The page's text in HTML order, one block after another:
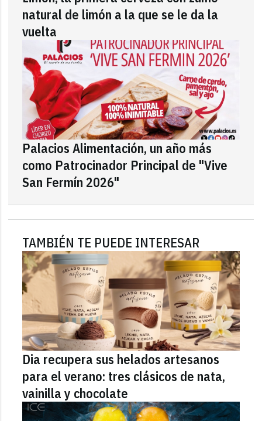
natural de limón a la que se le da la
vuelta
Palacios Alimentación, un año más
como Patrocinador Principal de "Vive
San Fermín 2026"
TAMBIÉN TE PUEDE INTERESAR
Dia recupera sus helados artesanos
para el verano: tres clásicos de nata,
vainilla y chocolate